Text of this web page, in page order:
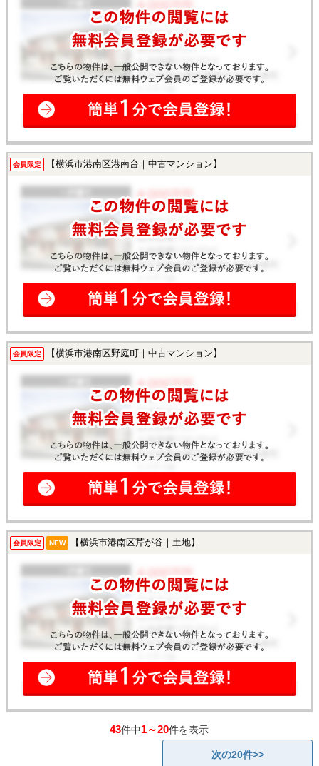
会員限定 【横浜市港南区港南台｜中古マンション】
会員限定 【横浜市港南区野庭町｜中古マンション】
会員限定 NEW 【横浜市港南区芹が谷｜土地】
43件中1～20件を表示
次の20件>>